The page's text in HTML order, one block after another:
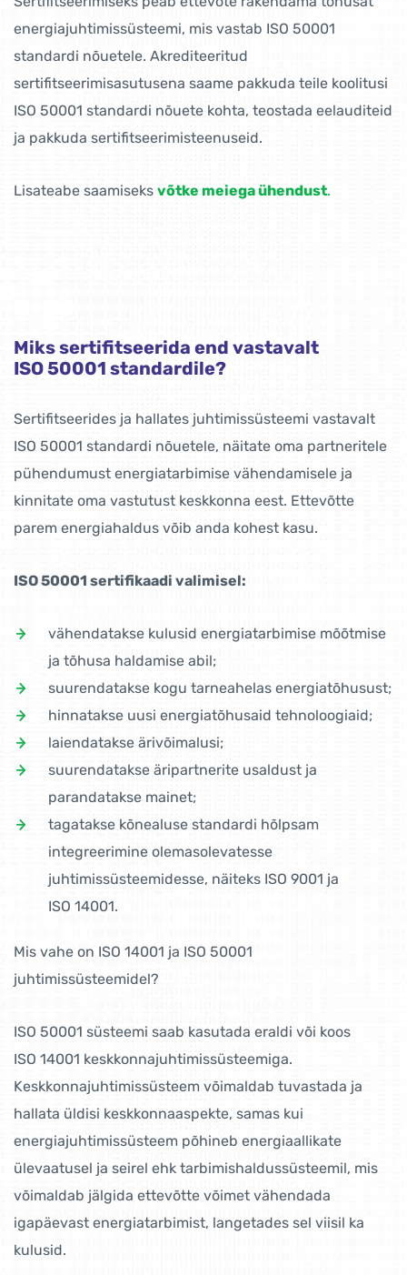
energiajuhtimissüsteemi, mis vastab ISO 50001
standardi nõuetele. Akrediteeritud
sertifitseerimisasutusena saame pakkuda teile koolitusi
ISO 50001 standardi nõuete kohta, teostada eelauditeid
ja pakkuda sertifitseerimisteenuseid.
Lisateabe saamiseks võtke meiega ühendust.
Miks sertifitseerida end vastavalt
ISO 50001 standardile?
Sertifitseerides ja hallates juhtimissüsteemi vastavalt
ISO 50001 standardi nõuetele, näitate oma partneritele
pühendumust energiatarbimise vähendamisele ja
kinnitate oma vastutust keskkonna eest. Ettevõtte
parem energiahaldus võib anda kohest kasu.
ISO 50001 sertifikaadi valimisel:
vähendatakse kulusid energiatarbimise mõõtmise
ja tõhusa haldamise abil;
suurendatakse kogu tarneahelas energiatõhusust;
hinnatakse uusi energiatõhusaid tehnoloogiaid;
laiendatakse ärivõimalusi;
suurendatakse äripartnerite usaldust ja
parandatakse mainet;
tagatakse kõnealuse standardi hõlpsam
integreerimine olemasolevatesse
juhtimissüsteemidesse, näiteks ISO 9001 ja
ISO 14001.
Mis vahe on ISO 14001 ja ISO 50001
juhtimissüsteemidel?
ISO 50001 süsteemi saab kasutada eraldi või koos
ISO 14001 keskkonnajuhtimissüsteemiga.
Keskkonnajuhtimissüsteem võimaldab tuvastada ja
hallata üldisi keskkonnaaspekte, samas kui
energiajuhtimissüsteem põhineb energiaallikate
ülevaatusel ja seirel ehk tarbimishaldussüsteemil, mis
võimaldab jälgida ettevõtte võimet vähendada
igapäevast energiatarbimist, langetades sel viisil ka
kulusid.